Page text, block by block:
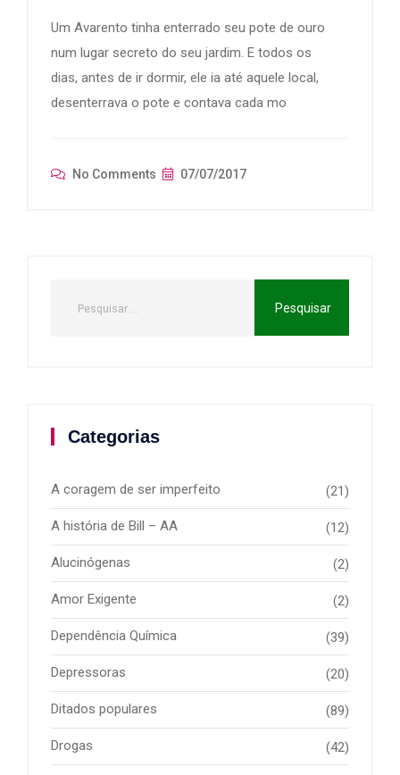
Um Avarento tinha enterrado seu pote de ouro
num lugar secreto do seu jardim. E todos os
dias, antes de ir dormir, ele ia até aquele local,
desenterrava o pote e contava cada mo
No Comments 07/07/2017
Categorias
A coragem de ser imperfeito (21)
A história de Bill – AA (12)
Alucinógenas (2)
Amor Exigente (2)
Dependência Química (39)
Depressoras (20)
Ditados populares (89)
Drogas (42)